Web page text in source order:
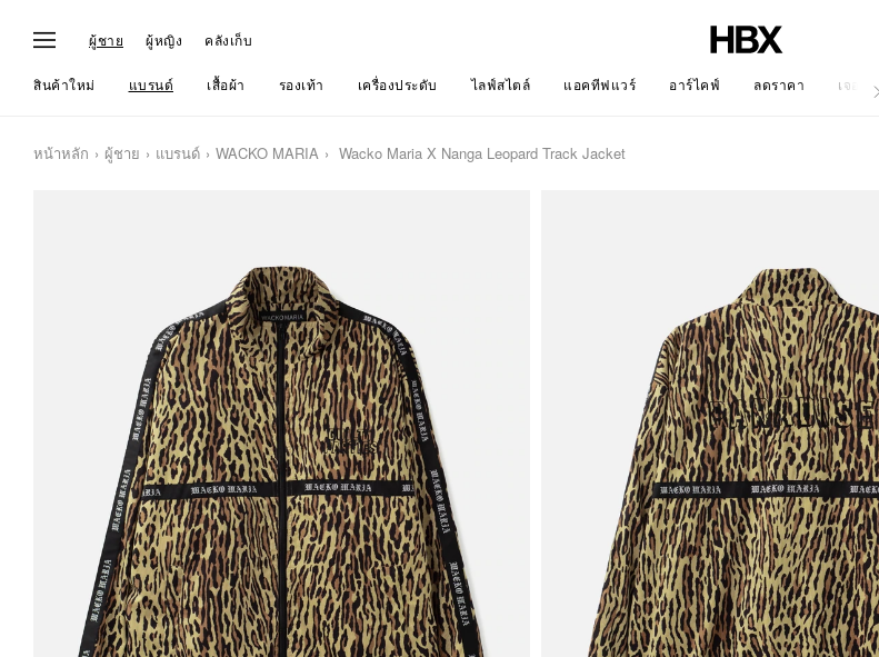
ผู้ชาย ผู้หญิง คลังเก็บ
สินค้าใหม่ แบรนด์ เสื้อผ้า รองเท้า เครื่องประดับ ไลฟ์สไตล์ แอคทีฟแวร์ อาร์ไคฟ์ ลดราคา เจอร์นัล
หน้าหลัก ผู้ชาย แบรนด์ WACKO MARIA Wacko Maria X Nanga Leopard Track Jacket